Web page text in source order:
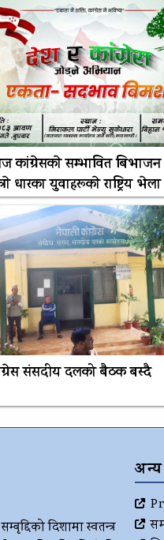
कांग्रेसकाे सम्भावित बिभाजन
धारका युवाहरूकाे राष्ट्रिय भेला
संसदीय दलको बैठक बस्दै
दिशामा स्वतन्त्र